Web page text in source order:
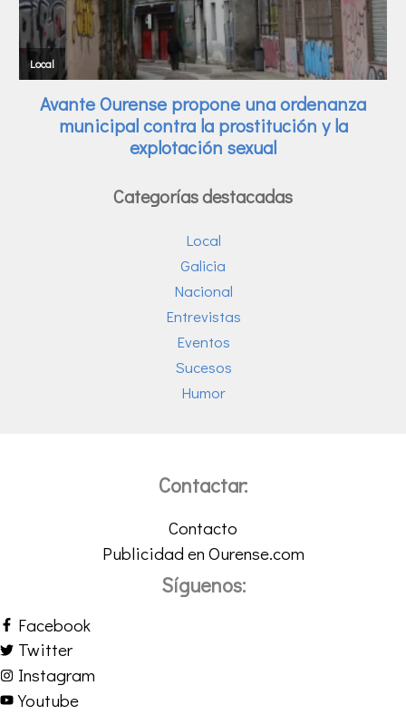
Categorías destacadas
Local
Galicia
Nacional
Entrevistas
Eventos
Sucesos
Humor
Contactar:
Contacto
Publicidad en Ourense.com
Síguenos:
Facebook
Twitter
Instagram
Youtube